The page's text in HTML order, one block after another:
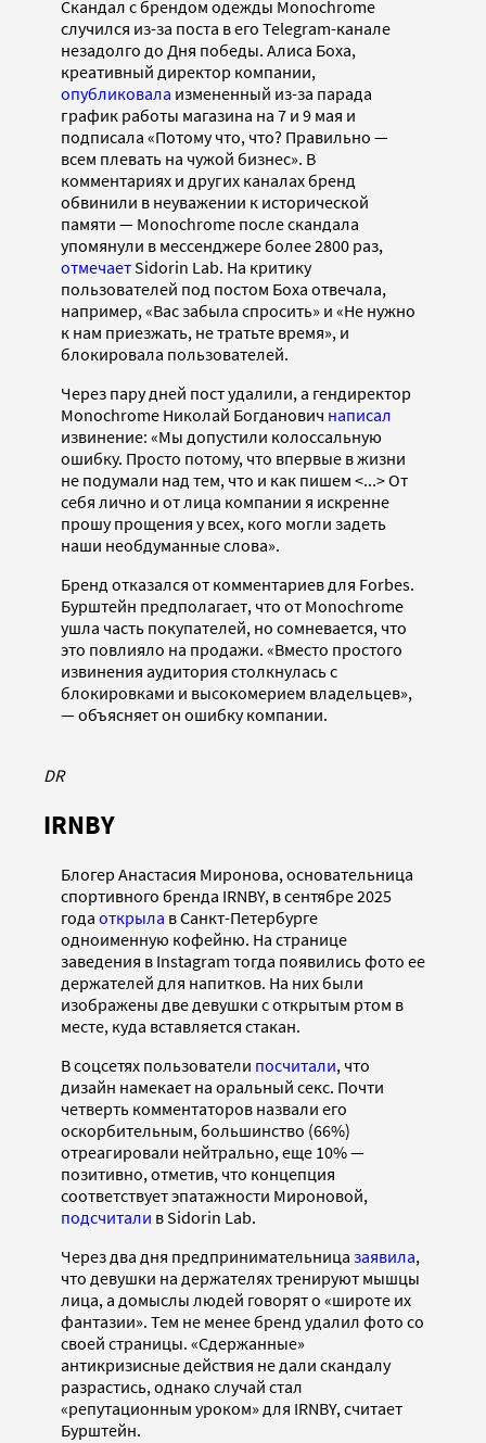
Скандал с брендом одежды Monochrome
случился из-за поста в его Telegram-канале
незадолго до Дня победы. Алиса Боха,
креативный директор компании,
опубликовала измененный из-за парада
график работы магазина на 7 и 9 мая и
подписала «Потому что, что? Правильно —
всем плевать на чужой бизнес». В
комментариях и других каналах бренд
обвинили в неуважении к исторической
памяти — Monochrome после скандала
упомянули в мессенджере более 2800 раз,
отмечаетSidorin Lab. На критику
пользователей под постом Боха отвечала,
например, «Вас забыла спросить» и «Не нужно
к нам приезжать, не тратьте время», и
блокировала пользователей.
Через пару дней пост удалили, а гендиректор
Monochrome Николай Богданович написал
извинение: «Мы допустили колоссальную
ошибку. Просто потому, что впервые в жизни
не подумали над тем, что и как пишем <...> От
себя лично и от лица компании я искренне
прошу прощения у всех, кого могли задеть
наши необдуманные слова».
Бренд отказался от комментариев для Forbes.
Бурштейн предполагает, что от Monochrome
ушла часть покупателей, но сомневается, что
это повлияло на продажи. «Вместо простого
извинения аудитория столкнулась с
блокировками и высокомерием владельцев»,
— объясняет он ошибку компании.
DR
IRNBY
Блогер Анастасия Миронова, основательница
спортивного бренда IRNBY, в сентябре 2025
года открыла в Санкт-Петербурге
одноименную кофейню. На странице
заведения в Instagram тогда появились фото ее
держателей для напитков. На них были
изображены две девушки с открытым ртом в
месте, куда вставляется стакан.
В соцсетях пользователи посчитали, что
дизайн намекает на оральный секс. Почти
четверть комментаторов назвали его
оскорбительным, большинство (66%)
отреагировали нейтрально, еще 10% —
позитивно, отметив, что концепция
соответствует эпатажности Мироновой,
подсчитали в Sidorin Lab.
Через два дня предпринимательница заявила,
что девушки на держателях тренируют мышцы
лица, а домыслы людей говорят о «широте их
фантазии». Тем не менее бренд удалил фото со
своей страницы. «Сдержанные»
антикризисные действия не дали скандалу
разрастись, однако случай стал
«репутационным уроком» для IRNBY, считает
Бурштейн.